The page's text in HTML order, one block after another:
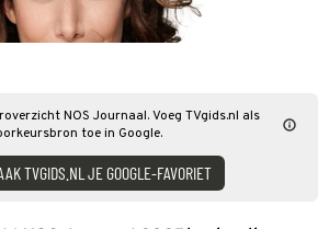
NOS Journaal. Voeg TVgids.nl als
toe in Google.
TVGIDS.NL JE GOOGLE-FAVORIET